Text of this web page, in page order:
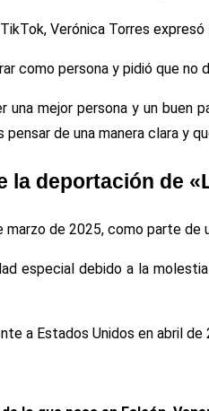
Verónica Torres
como persona y pidió que no
una mejor persona y un buen
de una manera clara y
la deportación de
de 2025, como parte de
especial debido a la
a Estados Unidos en abril